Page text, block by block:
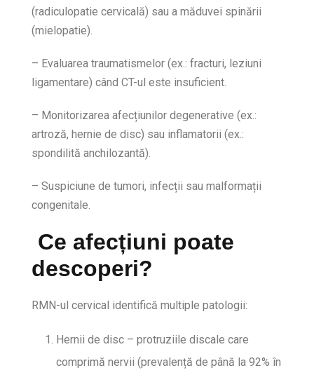
(radiculopatie cervicală) sau a măduvei spinării
(mielopatie).
– Evaluarea traumatismelor (ex.: fracturi, leziuni
ligamentare) când CT-ul este insuficient.
– Monitorizarea afecțiunilor degenerative (ex.:
artroză, hernie de disc) sau inflamatorii (ex.:
spondilită anchilozantă).
– Suspiciune de tumori, infecții sau malformații
congenitale.
Ce afecțiuni poate
descoperi?
RMN-ul cervical identifică multiple patologii:
Hernii de disc – protruziile discale care
comprimă nervii (prevalență de până la 92% în